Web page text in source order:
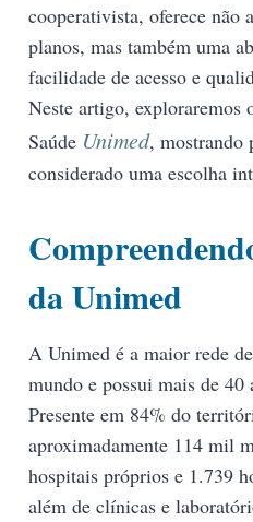
cooperativista, oferece não
planos, mas também uma
facilidade de acesso e
Neste artigo, exploraremos
Saúde Unimed, mostrando
considerado uma escolha
da Unimed
A Unimed é a maior rede
mundo e possui mais de 40
Presente em 84% do
aproximadamente 114 mil
hospitais próprios e 1.739
além de clínicas e